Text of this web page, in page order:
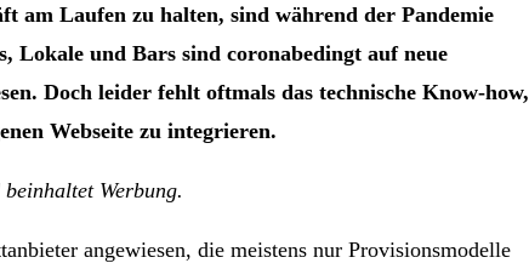
am Laufen zu halten, sind während der Pandemie
Lokale und Bars sind coronabedingt auf neue
Doch leider fehlt oftmals das technische Know-how,
Webseite zu integrieren.
Werbung.
angewiesen, die meistens nur Provisionsmodelle